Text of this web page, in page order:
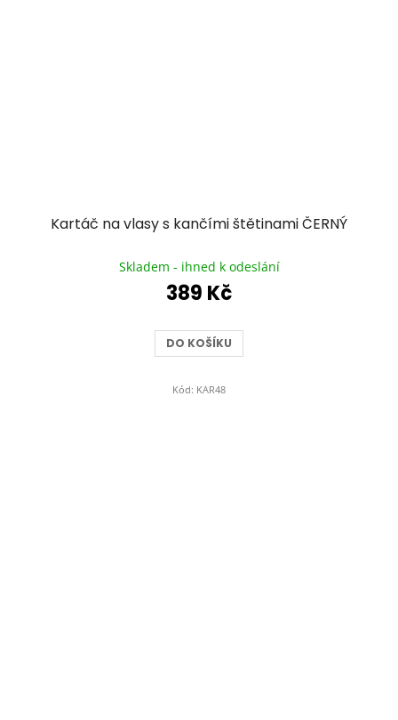
Kartáč na vlasy s kančími štětinami ČERNÝ
hodnocení
produktu
je
z
5
Skladem - ihned k odeslání
389 Kč
DO KOŠÍKU
Kód: KAR48